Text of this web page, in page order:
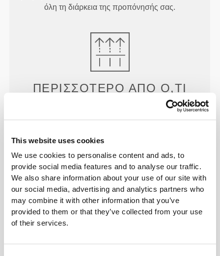
This website uses cookies
We use cookies to personalise content and ads, to
provide social media features and to analyse our traffic.
We also share information about your use of our site with
our social media, advertising and analytics partners who
may combine it with other information that you’ve
provided to them or that they’ve collected from your use
of their services.
όλη τη διάρκεια της προπόνησής σας.
ΠΕΡΙΣΣΌΤΕΡΟ ΑΠΌ Ό,ΤΙ
Ειδικά αναπτυγμένη τεχνολογία ινών με ιδιότητες
παραμένετε στεγνοί και άνετοι.
ΣΧΕΔΙΑΣΜΈΝΟ ΜΕ ΤΗΝ
ΤΕΧΝΟΛΟΓΊΑREVOKNIT